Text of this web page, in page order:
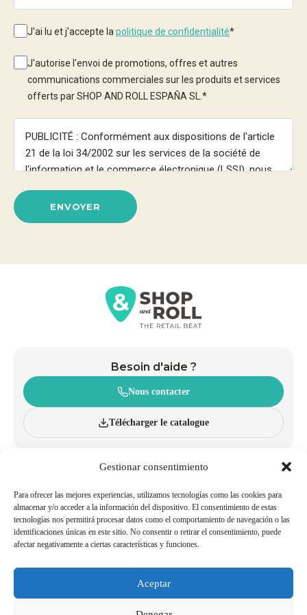
Gestionar consentimiento
Para ofrecer las mejores experiencias, utilizamos tecnologías como las cookies para
almacenar y/o acceder a la información del dispositivo. El consentimiento de estas
tecnologías nos permitirá procesar datos como el comportamiento de navegación o las
identificaciones únicas en este sitio. No consentir o retirar el consentimiento, puede
afectar negativamente a ciertas características y funciones.
Aceptar
J'ai lu et j'accepte lapolitique de confidentialité*
J'autorise l'envoi de promotions, offres et autres
communications commerciales sur les produits et services
offerts par SHOP AND ROLL ESPAÑA SL.*
ENVOYER
Besoin d'aide ?
Nous contacter
Télécharger le catalogue
CATALOGUE
BLOG
CHARIOTS
PANIERS À MAIN
ACCESSOIRES
POLITIQUES QUALITÉ ET
ENVIRONNEMENT
TRAVAILLER AVEC NOUS